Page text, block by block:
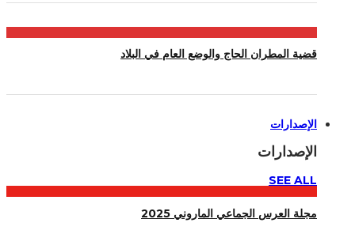
قضية المطران الحاج والوضع العام في البلاد
الإصدارات
الإصدارات
SEE ALL
مجلة العرس الجماعي الماروني 2025